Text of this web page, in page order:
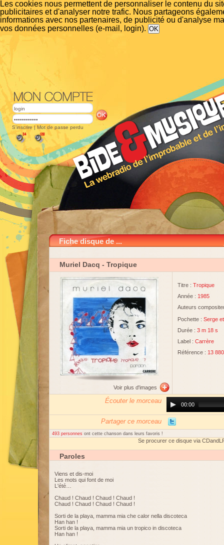
Les cookies nous permettent de personnaliser le contenu du
publicitaires et d'analyser notre trafic. Nous partageons
informations avec nos partenaires, de publicité ou d'analyse
vos données personnelles (e-mail, login).
S'inscrire | Mot de passe perdu
Fiche disque de ...
Muriel Dacq - Tropique
Voir plus d'images
Titre : Tropique
Année : 1985
Auteurs
Pochette : Serge
Durée : 3 m 18 s
Label : Carrère
Référence : 13 880
Écouter le morceau
Player00:00
Partager ce morceau
493 personnes ont cette chanson dans leurs favoris !
Se procurer ce disque via
Paroles
Viens et dis-moi
Les mots qui font de moi
L'été…
Chaud ! Chaud ! Chaud ! Chaud !
Chaud ! Chaud ! Chaud ! Chaud !
Sorti de la playa, mamma mia che calor nella discoteca
Han han !
Sorti de la playa, mamma mia un tropico in discoteca
Han han !